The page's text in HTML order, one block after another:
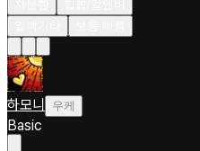
하모니 우케
Basic